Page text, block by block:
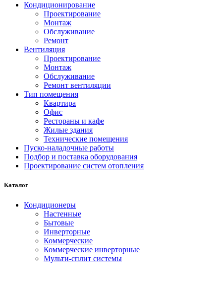
Кондиционирование
Проектирование
Монтаж
Обслуживание
Ремонт
Вентиляция
Проектирование
Монтаж
Обслуживание
Ремонт вентиляции
Тип помещения
Квартира
Офис
Рестораны и кафе
Жилые здания
Технические помещения
Пуско-наладочные работы
Подбор и поставка оборудования
Проектирование систем отопления
Каталог
Кондиционеры
Настенные
Бытовые
Инверторные
Коммерческие
Коммерческие инверторные
Мульти-сплит системы